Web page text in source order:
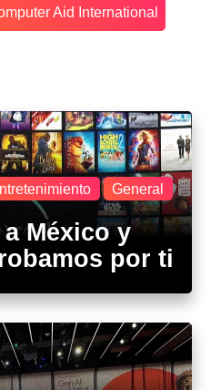
Aid International
General
México y
por ti